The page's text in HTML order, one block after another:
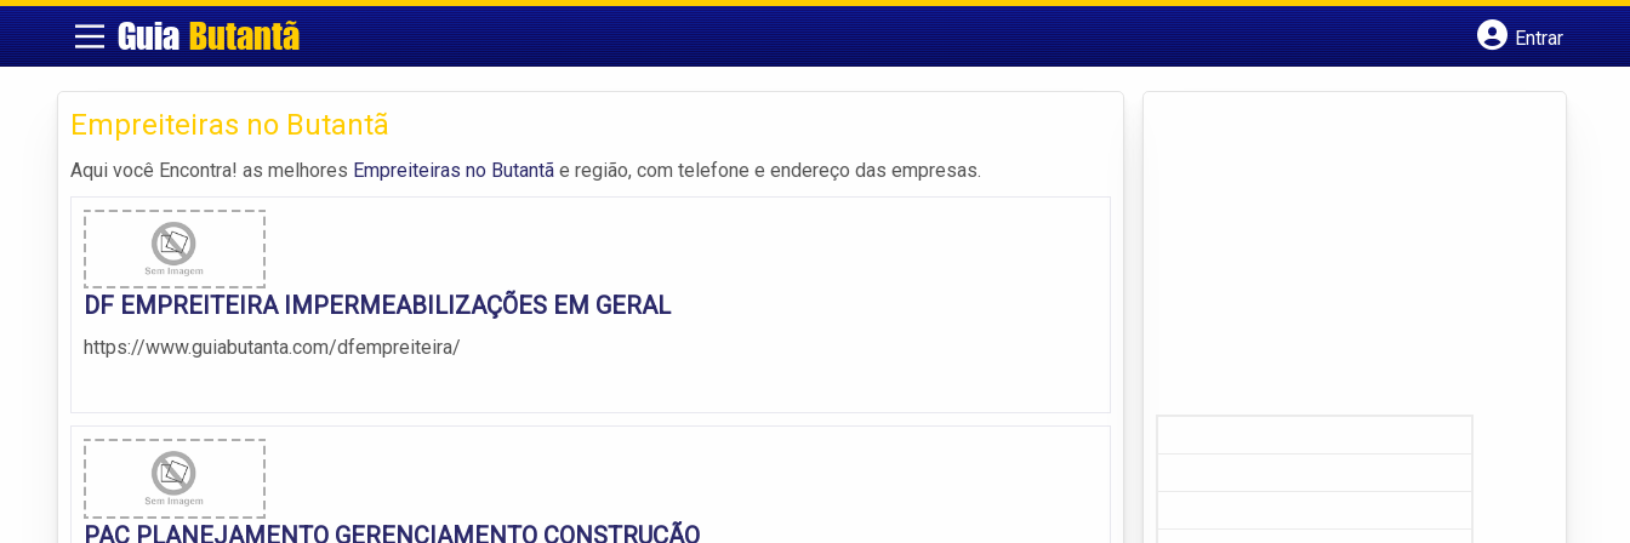
GuiaButantã
Entrar
Empreiteiras no Butantã
Aqui você Encontra! as melhores Empreiteiras no Butantã e região, com telefone e endereço das empresas.
DF EMPREITEIRA IMPERMEABILIZAÇÕES EM GERAL
https://www.guiabutanta.com/dfempreiteira/
PAC PLANEJAMENTO GERENCIAMENTO CONSTRUÇÃO